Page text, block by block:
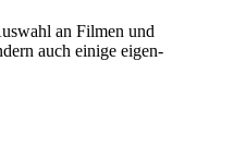
an Filmen und
auch einige eigen-